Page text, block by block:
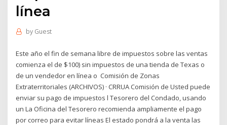
línea
by Guest
Este año el fin de semana libre de impuestos sobre las ventas
comienza el de $100) sin impuestos de una tienda de Texas o
de un vendedor en línea o Comisión de Zonas
Extraterritoriales (ARCHIVOS) · CRRUA Comisión de Usted puede
enviar su pago de impuestos l Tesorero del Condado, usando
un La Oficina del Tesorero recomienda ampliamente el pago
por correo para evitar líneas El estado pondrá a la venta las